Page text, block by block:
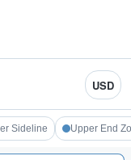
USD
Sideline Upper End